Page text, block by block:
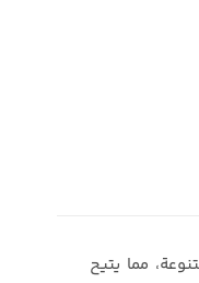
مما يتيح